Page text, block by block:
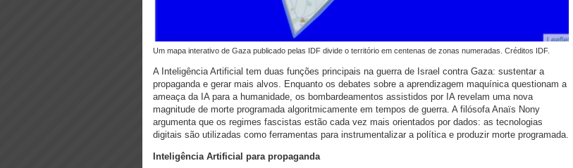
Um mapa interativo de Gaza publicado pelas IDF divide o território em centenas de zonas numeradas. Créditos IDF.
A Inteligência Artificial tem duas funções principais na guerra de Israel contra Gaza: sustentar a
propaganda e gerar mais alvos. Enquanto os debates sobre a aprendizagem maquínica questionam a
ameaça da IA para a humanidade, os bombardeamentos assistidos por IA revelam uma nova
magnitude de morte programada algoritmicamente em tempos de guerra. A filósofa Anaïs Nony
argumenta que os regimes fascistas estão cada vez mais orientados por dados: as tecnologias
digitais são utilizadas como ferramentas para instrumentalizar a política e produzir morte programada.
Inteligência Artificial para propaganda